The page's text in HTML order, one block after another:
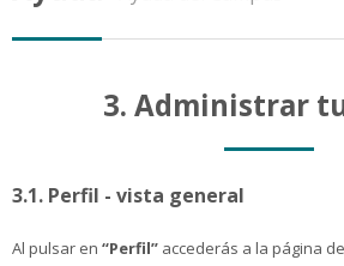
3. Administrar
3.1. Perfil - vista general
Al pulsar en “Perfil” accederás a la página de